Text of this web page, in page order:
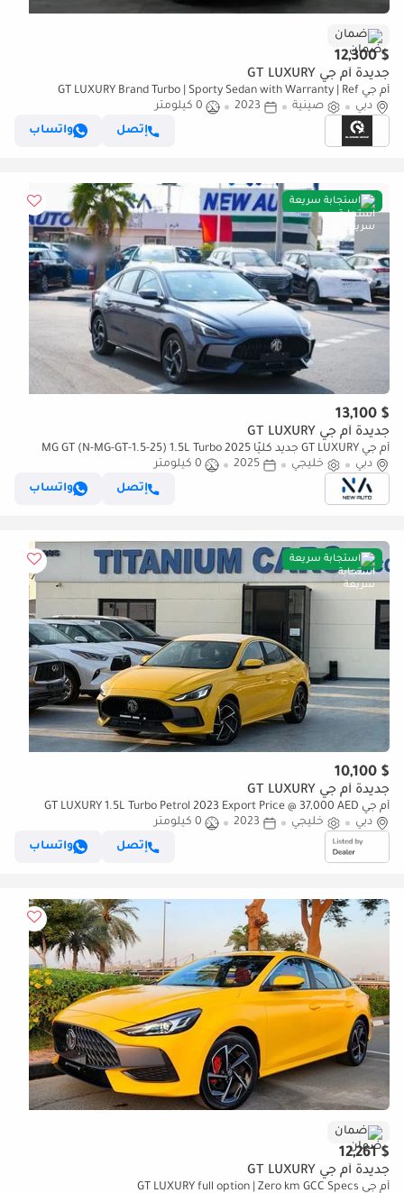
ضمان
$ 12,300
جديدة أم جي GT LUXURY
أم جي GT LUXURY Brand Turbo | Sporty Sedan with Warranty | Ref
MGGT2023
دبي صينية 2023
0 كيلومتر
إتصل
واتساب
استجابة سريعة
$ 13,100
جديدة أم جي GT LUXURY
أم جي GT LUXURY جديد كليًا 2025 MG GT (N-MG-GT-1.5-25) 1.5L Turbo
Luxury Sedan GCC – للتصدير فقط
دبي خليجي 2025
0 كيلومتر
إتصل
واتساب
استجابة سريعة
$ 10,100
جديدة أم جي GT LUXURY
أم جي GT LUXURY 1.5L Turbo Petrol 2023 Export Price @ 37,000 AED
دبي
خليجي 2023
0 كيلومتر
إتصل
واتساب
ضمان
$ 12,261
جديدة أم جي GT LUXURY
أم جي GT LUXURY full option | Zero km GCC Specs